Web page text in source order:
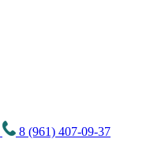
8 (961) 407-09-37